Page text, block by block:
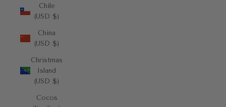
Chile
(USD $)
China
(USD $)
Christmas
Island
(USD $)
Cocos